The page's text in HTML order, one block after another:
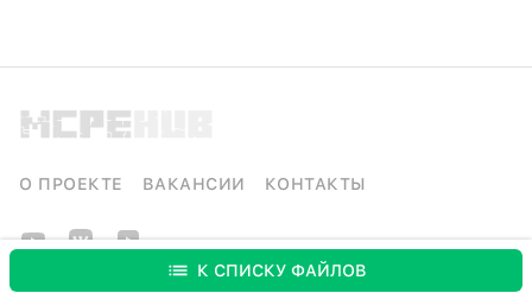
К СПИСКУ ФАЙЛОВ
О ПРОЕКТЕ ВАКАНСИИ КОНТАКТЫ